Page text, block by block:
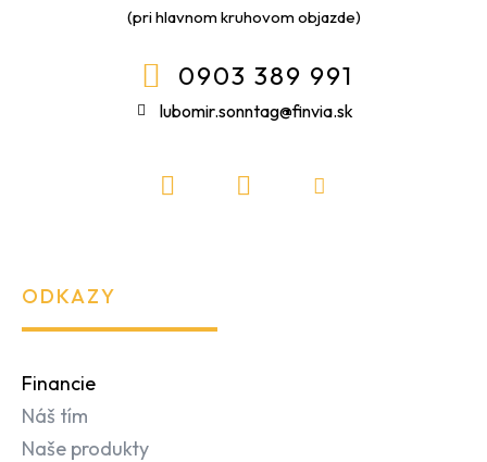
(pri hlavnom kruhovom objazde)
0903 389 991
lubomir.sonntag@finvia.sk
ODKAZY
Financie
Náš tím
Naše produkty